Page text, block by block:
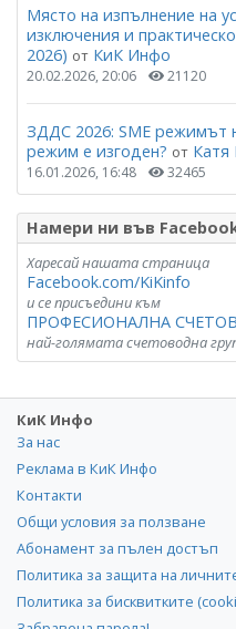
Място на изпълнение на
изключения и
2026) от КиК Инфо
20.02.2026, 20:06 21120
ЗДДС 2026: SME режимът
режим е изгоден? от Катя
16.01.2026, 16:48 32465
Намери ни във
Харесай нашата страница
Facebook.com/KiKinfo
и се присъедини към
ПРОФЕСИОНАЛНА
най-голямата счетоводна
КиК Инфо
За нас
Реклама в КиК Инфо
Контакти
Общи условия за ползване
Абонамент за пълен достъп
Политика за защита на
Политика за бисквитките